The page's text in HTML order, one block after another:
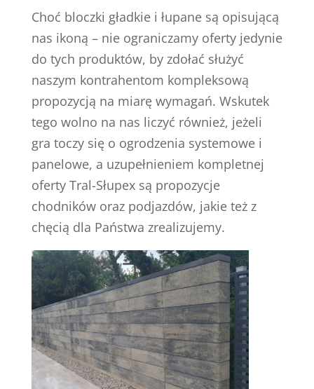
Choć bloczki gładkie i łupane są opisującą
nas ikoną – nie ograniczamy oferty jedynie
do tych produktów, by zdołać służyć
naszym kontrahentom kompleksową
propozycją na miarę wymagań. Wskutek
tego wolno na nas liczyć również, jeżeli
gra toczy się o ogrodzenia systemowe i
panelowe, a uzupełnieniem kompletnej
oferty Tral-Słupex są propozycje
chodników oraz podjazdów, jakie też z
chęcią dla Państwa zrealizujemy.